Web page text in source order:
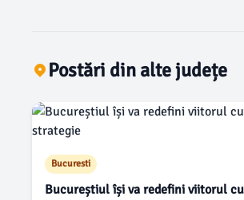
Postări din alte județe
Bucuresti
Bucureștiul își va redefini viitorul